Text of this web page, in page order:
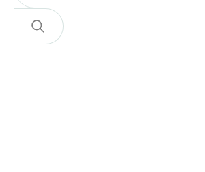
Piede sensibile
Piede vascolare
Cerca